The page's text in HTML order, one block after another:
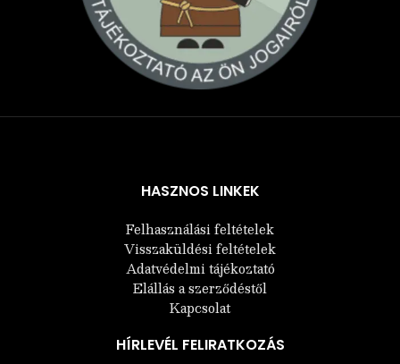
HASZNOS LINKEK
Felhasználási feltételek
Visszaküldési feltételek
Adatvédelmi tájékoztató
Elállás a szerződéstől
Kapcsolat
HÍRLEVÉL FELIRATKOZÁS